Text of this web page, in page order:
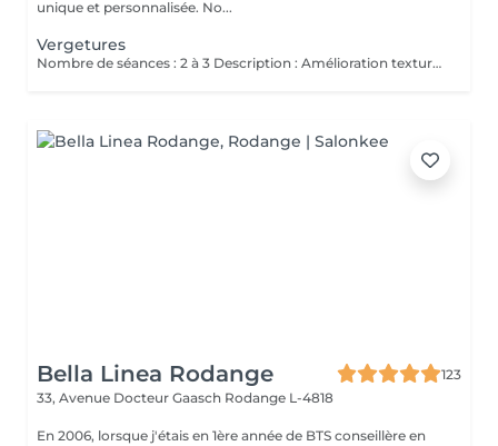
unique et personnalisée. No...
Vergetures
Nombre de séances : 2 à 3 Description : Amélioration texture vergetures blanches matures. Stimulation collagène. Après : Rougeur 5-7 jours. Hydratation intensive. Contre-indications Grossesse / allaitement Diabète non contrôlé Pacemaker Tendance chéloïde Isotrétinoïne récente Infection oculaire active Phototype élevé à risque PIH Avant Pas de soleil 3 semaines Pas de peeling / laser récent Pas d'injection récente Arriver sans maquillage Après dème 25 jours Croûtes 510 jours SPF 50 pendant 30 jours Pas de maquillage 7 jours Pas de sport intense 57 jours
Bella Linea Rodange
123
33, Avenue Docteur Gaasch Rodange L-4818
En 2006, lorsque j'étais en 1ère année de BTS conseillère en